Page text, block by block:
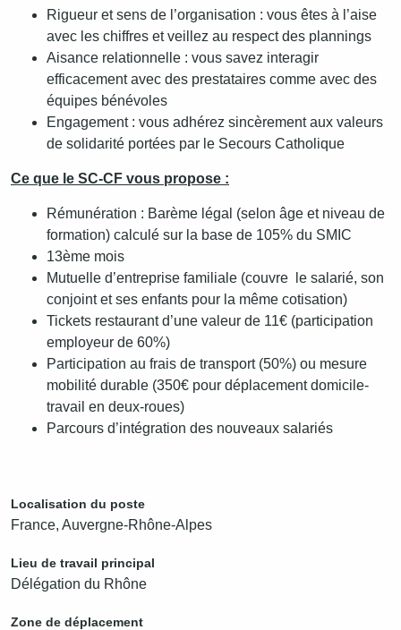
Rigueur et sens de l’organisation : vous êtes à l’aise
avec les chiffres et veillez au respect des plannings
Aisance relationnelle : vous savez interagir
efficacement avec des prestataires comme avec des
équipes bénévoles
Engagement : vous adhérez sincèrement aux valeurs
de solidarité portées par le Secours Catholique
Ce que le SC-CF vous propose :
Rémunération : Barème légal (selon âge et niveau de
formation) calculé sur la base de 105% du SMIC
13ème mois
Mutuelle d’entreprise familiale (couvre le salarié, son
conjoint et ses enfants pour la même cotisation)
Tickets restaurant d’une valeur de 11€ (participation
employeur de 60%)
Participation au frais de transport (50%) ou mesure
mobilité durable (350€ pour déplacement domicile-
travail en deux-roues)
Parcours d’intégration des nouveaux salariés
Localisation du poste
France, Auvergne-Rhône-Alpes
Lieu de travail principal
Délégation du Rhône
Zone de déplacement